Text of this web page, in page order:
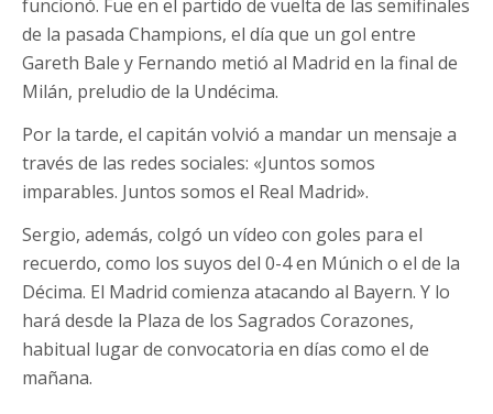
funcionó. Fue en el partido de vuelta de las semifinales
de la pasada Champions, el día que un gol entre
Gareth Bale y Fernando metió al Madrid en la final de
Milán, preludio de la Undécima.
Por la tarde, el capitán volvió a mandar un mensaje a
través de las redes sociales: «Juntos somos
imparables. Juntos somos el Real Madrid».
Sergio, además, colgó un vídeo con goles para el
recuerdo, como los suyos del 0-4 en Múnich o el de la
Décima. El Madrid comienza atacando al Bayern. Y lo
hará desde la Plaza de los Sagrados Corazones,
habitual lugar de convocatoria en días como el de
mañana.